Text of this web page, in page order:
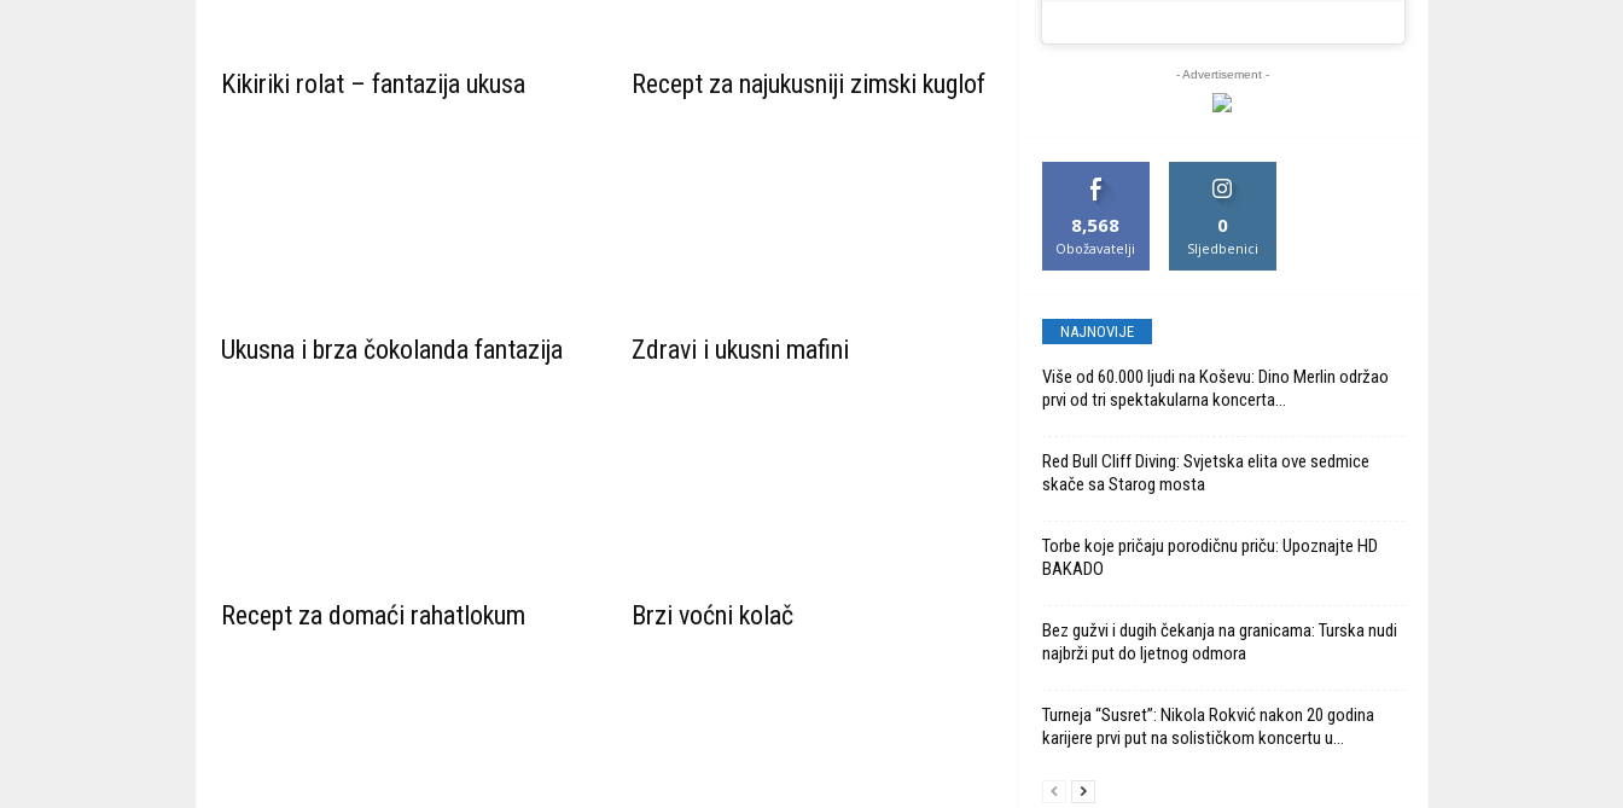
Kikiriki rolat – fantazija ukusa Recept za najukusniji zimski kuglof
Ukusna i brza čokolanda fantazija Zdravi i ukusni mafini
Recept za domaći rahatlokum Brzi voćni kolač
- Advertisement -
8,568
Obožavatelji
0
Sljedbenici
NAJNOVIJE
Više od 60.000 ljudi na Koševu: Dino Merlin održao
prvi od tri spektakularna koncerta...
Red Bull Cliff Diving: Svjetska elita ove sedmice
skače sa Starog mosta
Torbe koje pričaju porodičnu priču: Upoznajte HD
BAKADO
Bez gužvi i dugih čekanja na granicama: Turska nudi
najbrži put do ljetnog odmora
Turneja “Susret”: Nikola Rokvić nakon 20 godina
karijere prvi put na solističkom koncertu u...